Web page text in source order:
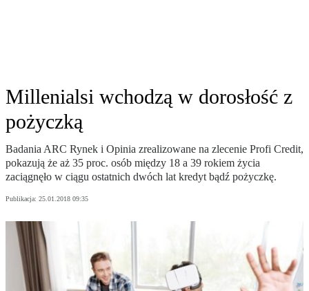
Millenialsi wchodzą w dorosłość z
pożyczką
Badania ARC Rynek i Opinia zrealizowane na zlecenie Profi Credit,
pokazują że aż 35 proc. osób między 18 a 39 rokiem życia
zaciągnęło w ciągu ostatnich dwóch lat kredyt bądź pożyczkę.
Publikacja: 25.01.2018 09:35